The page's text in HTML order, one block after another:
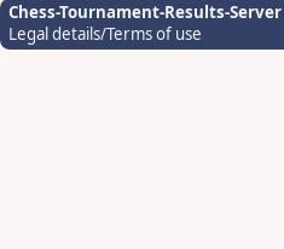
Chess-Tournament-Results-Server
Legal details/Terms of use